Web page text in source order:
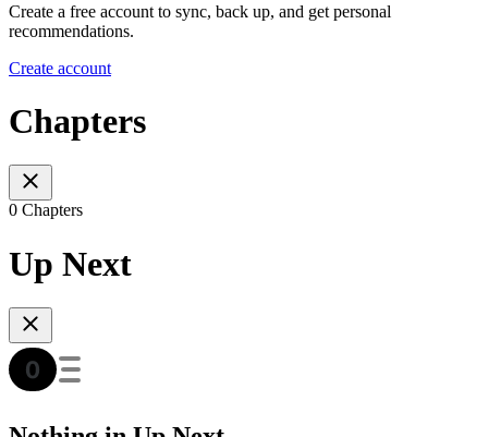
Create a free account to sync, back up, and get personal
recommendations.
Create account
Chapters
0 Chapters
Up Next